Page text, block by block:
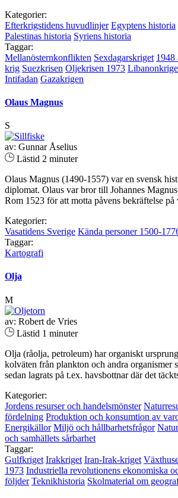
Kategorier:
Efterkrigstidens huvudlinjer Egyptens historia
Palestinas historia Syriens historia
Taggar:
Mellanösternkonflikten Sexdagarskriget 1948
krig Suezkrisen Oljekrisen 1973
Intifadan Gazakrigen
Olaus Magnus
S
av: Gunnar Åselius
Lästid 2 minuter
Olaus Magnus (1490-1557) var en svensk
diplomat. Olaus var bror till Johannes
Rom 1523 för att motta påvens bekräftelse
Kategorier:
Vasatidens Sverige Kända personer 1500-
Taggar:
Kartografi
Olja
M
av: Robert de Vries
Lästid 1 minuter
Olja (råolja, petroleum) har organiskt
kolväten från plankton och andra organismer
sedan lagrats på t.ex. havsbottnar där det
Kategorier:
Jordens resurser och handelsmönster
fördelning Produktion och konsumtion av
Energikällor Miljö och hållbarhetsfrågor
och samhällets sårbarhet
Taggar:
Gulfkriget Irakkriget Iran-Irak-kriget
1973 Industriella revolutionens ekonomiska
följder Teknikhistoria Skolmaterial om